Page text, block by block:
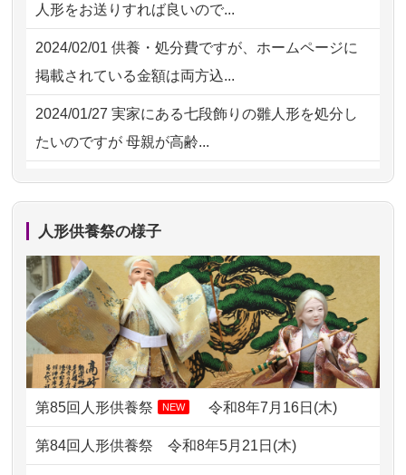
の雛人形で...
2026/07/15 お客様の声を読み、丁寧に供養してい
ただけそう...
2026/07/13 遠方からでもご依頼出来る点と申込ま
での方法が...
2026/07/10家から近かったので。
2026/07/08誰も住んでいない実家の片付けを始め
ました。 ...
2026/07/069年間自由が丘店を見守ってくれてあり
がとう。
2026/07/05しっかりとお人形たちの供養をしてい
ただけると...
人形をお送りすれば良いので...
2024/02/01 供養・処分費ですが、ホームページに
掲載されている金額は両方込...
2024/01/27 実家にある七段飾りの雛人形を処分し
たいのですが 母親が高齢...
2024/01/13剥製の供養・処分をお願いできます
ですが？
2024/01/13お雛様のセットを供養・処分したいの
ですが、お雛様とお内裏様だ...
2024/01/13供養申込みの後、供養祭までお人形は
どうなってるのですか？
2024/01/13会社のようですが、きちんと供養して
人形供養祭の様子
第85回人形供養祭 NEW 令和8年7月16日(木)
第84回人形供養祭令和8年5月21日(木)